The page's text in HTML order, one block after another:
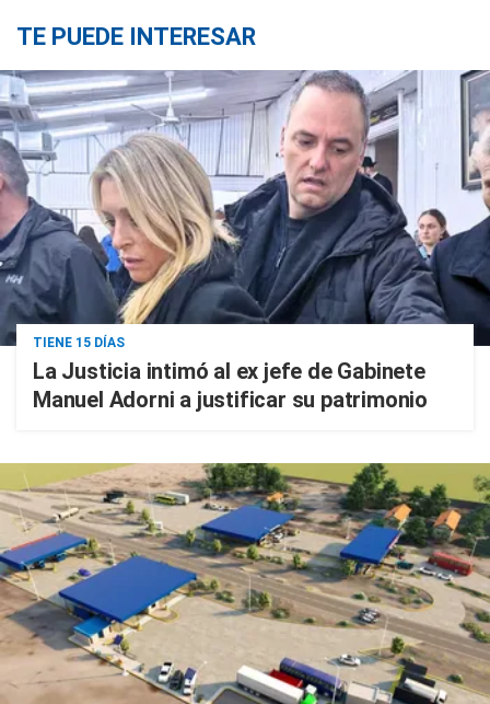
TE PUEDE INTERESAR
TIENE 15 DÍAS
La Justicia intimó al ex jefe de Gabinete
Manuel Adorni a justificar su patrimonio